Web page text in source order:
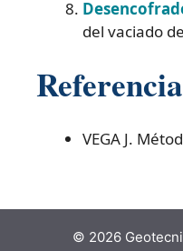
del vaciado
VEGA J.
© 2026